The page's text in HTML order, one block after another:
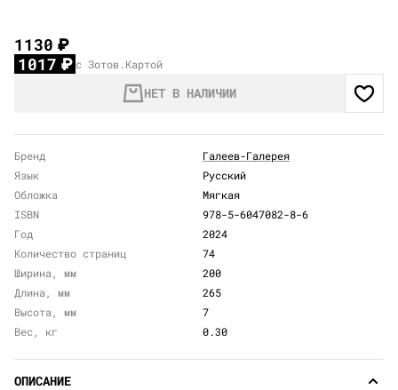
1130₽
1017₽ с Зотов.Картой
НЕТ В НАЛИЧИИ
Бренд
Галеев-Галерея
Язык
Русский
Обложка
Мягкая
ISBN
978-5-6047082-8-6
Год
2024
Количество страниц
74
Ширина, мм
200
Длина, мм
265
Высота, мм
7
Вес, кг
0.30
ОПИСАНИЕ